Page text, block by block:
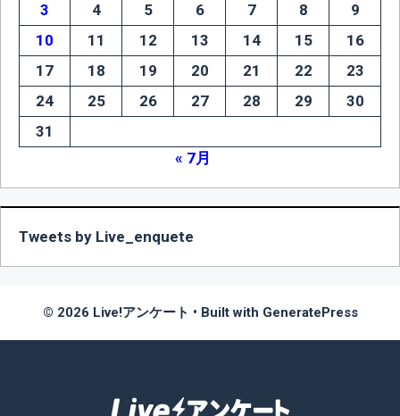
3
4 5 6 7 8
9
10
11 12 13 14 15
16
17
18 19 20 21 22
23
24
25 26 27 28 29
30
31
« 7月
Tweets by Live_enquete
© 2026 Live!アンケート • Built with GeneratePress